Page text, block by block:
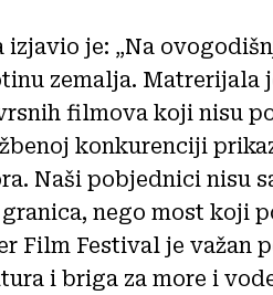
je: „Na
zemalja. Matrerijala
filmova koji nisu
konkurenciji
Naši pobjednici nisu
nego most koji
Film Festival je važan
i briga za more i